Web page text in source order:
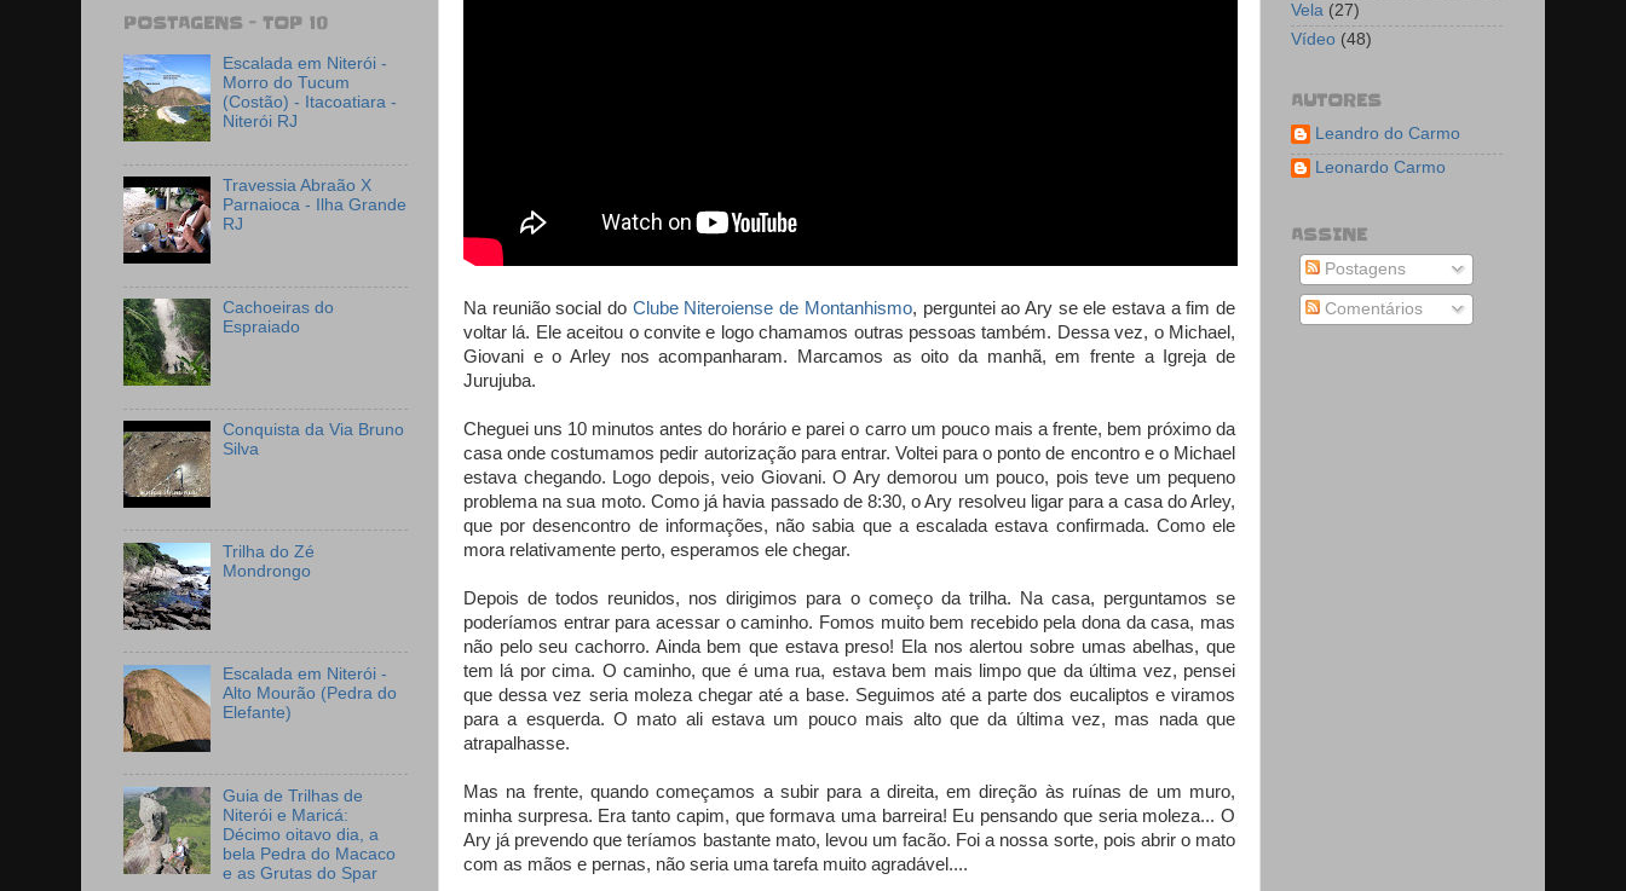
Na reunião social do Clube Niteroiense de Montanhismo, perguntei ao Ary se ele estava a fim de
voltar lá. Ele aceitou o convite e logo chamamos outras pessoas também. Dessa vez, o Michael,
Giovani e o Arley nos acompanharam. Marcamos as oito da manhã, em frente a Igreja de
Jurujuba.
Cheguei uns 10 minutos antes do horário e parei o carro um pouco mais a frente, bem próximo da
casa onde costumamos pedir autorização para entrar. Voltei para o ponto de encontro e o Michael
estava chegando. Logo depois, veio Giovani. O Ary demorou um pouco, pois teve um pequeno
problema na sua moto. Como já havia passado de 8:30, o Ary resolveu ligar para a casa do Arley,
que por desencontro de informações, não sabia que a escalada estava confirmada. Como ele
mora relativamente perto, esperamos ele chegar.
Depois de todos reunidos, nos dirigimos para o começo da trilha. Na casa, perguntamos se
poderíamos entrar para acessar o caminho. Fomos muito bem recebido pela dona da casa, mas
não pelo seu cachorro. Ainda bem que estava preso! Ela nos alertou sobre umas abelhas, que
tem lá por cima. O caminho, que é uma rua, estava bem mais limpo que da última vez, pensei
que dessa vez seria moleza chegar até a base. Seguimos até a parte dos eucaliptos e viramos
para a esquerda. O mato ali estava um pouco mais alto que da última vez, mas nada que
atrapalhasse.
Mas na frente, quando começamos a subir para a direita, em direção às ruínas de um muro,
minha surpresa. Era tanto capim, que formava uma barreira! Eu pensando que seria moleza... O
Ary já prevendo que teríamos bastante mato, levou um facão. Foi a nossa sorte, pois abrir o mato
com as mãos e pernas, não seria uma tarefa muito agradável....
POSTAGENS - TOP 10
Escalada em Niterói -
Morro do Tucum
(Costão) - Itacoatiara -
Niterói RJ
Travessia Abraão X
Parnaioca - Ilha Grande
RJ
Cachoeiras do
Espraiado
Conquista da Via Bruno
Silva
Trilha do Zé
Mondrongo
Escalada em Niterói -
Alto Mourão (Pedra do
Elefante)
Guia de Trilhas de
Niterói e Maricá:
Décimo oitavo dia, a
bela Pedra do Macaco
e as Grutas do Spar
Vela (27)
Vídeo (48)
AUTORES
Leandro do Carmo
Leonardo Carmo
ASSINE
Postagens
Comentários